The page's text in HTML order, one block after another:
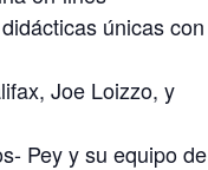
únicas con
Joe Loizzo, y
Pey y su equipo de